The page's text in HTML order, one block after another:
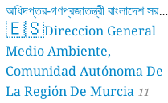
অধিদপ্তর-গণপ্রজাতন্ত্রী বাংলাদেশ সরকার
17 stations
🇪🇸Direccion General
Medio Ambiente,
Comunidad Autónoma De
La Región De Murcia 11